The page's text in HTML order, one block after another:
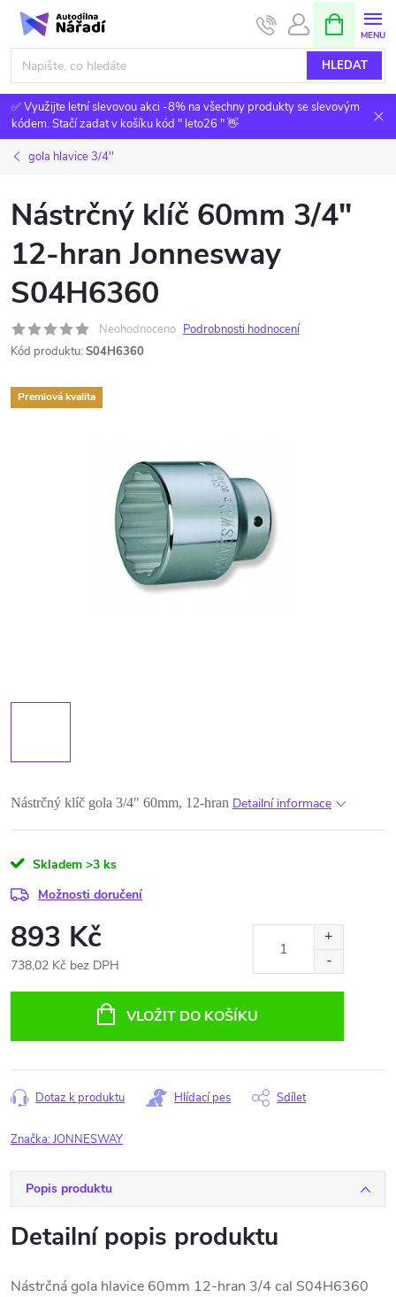
Přejít
obsah
HLEDAT
NÁKUPNÍ
KOŠÍK
✅ Využijte letní slevovou akci -8% na všechny produkty se slevovým
kódem. Stačí zadat v košíku kód " leto26 " 👋
gola hlavice 3/4''
Nástrčný klíč 60mm 3/4"
12-hran Jonnesway
S04H6360
Neohodnoceno Podrobnosti hodnocení
Kód produktu: S04H6360
Premiová kvalita
Nástrčný klíč gola 3/4" 60mm, 12-hran Detailní informace
Skladem >3 ks
Možnosti doručení
893 Kč
738,02 Kč bez DPH
VLOŽIT DO KOŠÍKU
Dotaz k produktu Hlídací pes Sdílet
Značka:JONNESWAY
Popis produktu
Detailní popis produktu
Nástrčná gola hlavice 60mm 12-hran 3/4 cal S04H6360